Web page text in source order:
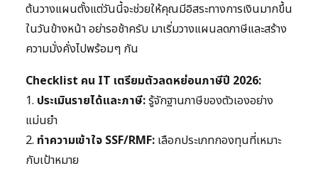
ต้นวางแผนตั้งแต่วันนี้จะช่วยให้คุณมีอิสระทางการเงินมากขึ้น
ในวันข้างหน้า อย่ารอช้าครับ มาเริ่มวางแผนลดภาษีและสร้าง
ความมั่งคั่งไปพร้อมๆ กัน
Checklist คน IT เตรียมตัวลดหย่อนภาษีปี 2026:
1. ประเมินรายได้และภาษี:รู้จักฐานภาษีของตัวเองอย่าง
แม่นยำ
2. ทำความเข้าใจ SSF/RMF: เลือกประเภทกองทุนที่เหมาะ
กับเป้าหมาย